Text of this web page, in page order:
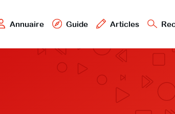
Annuaire Guide Articles